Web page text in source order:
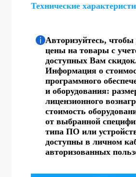
Технические
Авторизуйтесь, чтобы
цены на товары с
доступных Вам
Информация о
программного
и оборудования:
лицензионного
стоимость
от выбранной
типа ПО или
доступны в личном
авторизованных